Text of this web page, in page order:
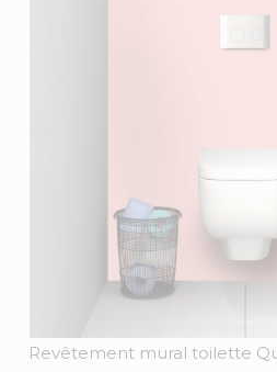
Revêtement mural toilette